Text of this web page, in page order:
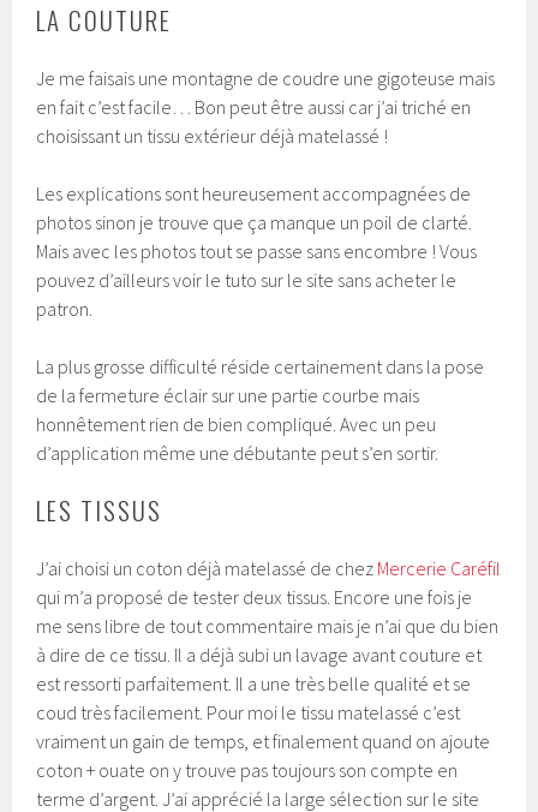
LA COUTURE
Je me faisais une montagne de coudre une gigoteuse mais
en fait c’est facile… Bon peut être aussi car j’ai triché en
choisissant un tissu extérieur déjà matelassé !
Les explications sont heureusement accompagnées de
photos sinon je trouve que ça manque un poil de clarté.
Mais avec les photos tout se passe sans encombre ! Vous
pouvez d’ailleurs voir le tuto sur le site sans acheter le
patron.
La plus grosse difficulté réside certainement dans la pose
de la fermeture éclair sur une partie courbe mais
honnêtement rien de bien compliqué. Avec un peu
d’application même une débutante peut s’en sortir.
LES TISSUS
J’ai choisi un coton déjà matelassé de chez Mercerie Caréfil
qui m’a proposé de tester deux tissus. Encore une fois je
me sens libre de tout commentaire mais je n’ai que du bien
à dire de ce tissu. Il a déjà subi un lavage avant couture et
est ressorti parfaitement. Il a une très belle qualité et se
coud très facilement. Pour moi le tissu matelassé c’est
vraiment un gain de temps, et finalement quand on ajoute
coton + ouate on y trouve pas toujours son compte en
terme d’argent. J’ai apprécié la large sélection sur le site